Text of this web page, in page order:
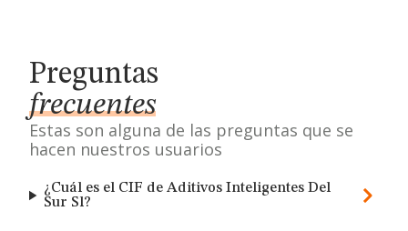
Preguntas
frecuentes
Estas son alguna de las preguntas que se
hacen nuestros usuarios
¿Cuál es el CIF de Aditivos Inteligentes Del
Sur Sl?